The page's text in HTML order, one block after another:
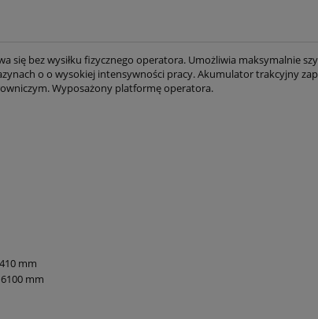
się bez wysiłku fizycznego operatora. Umożliwia maksymalnie
o o wysokiej intensywności pracy. Akumulator trakcyjny
Wyposażony platformę operatora.
mm
mm